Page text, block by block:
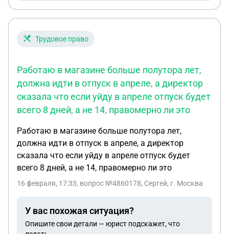
авторизация на госуслугах для того что бы что то
обращение или еще что то? И сохранится ли об
Трудовое право
Работаю в магазине больше полутора лет,
должна идти в отпуск в апреле, а директор
сказала что если уйду в апреле отпуск будет
всего 8 дней, а не 14, правомерно ли это
Работаю в магазине больше полутора лет,
должна идти в отпуск в апреле, а директор
сказала что если уйду в апреле отпуск будет
всего 8 дней, а не 14, правомерно ли это
16 февраля, 17:33, вопрос №4860178, Сергей, г. Москва
У вас похожая ситуация?
Опишите свои детали — юрист подскажет, что